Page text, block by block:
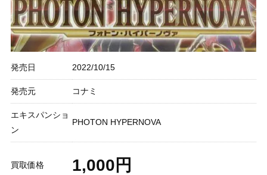
発売日 2022/10/15
発売元 コナミ
エキスパンショ
ン
PHOTON HYPERNOVA
買取価格 1,000円